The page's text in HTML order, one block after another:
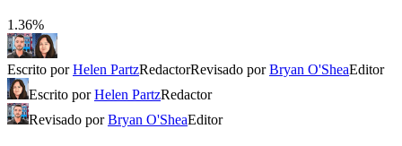
1.36%
Escrito porHelen PartzRedactorRevisado porBryan O'SheaEditor
Escrito porHelen PartzRedactor
Revisado porBryan O'SheaEditor